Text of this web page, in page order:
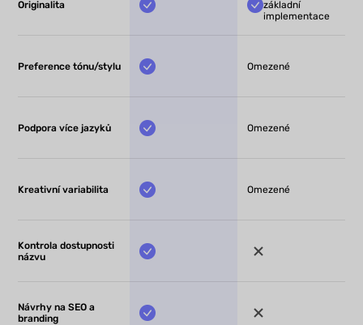
Originalita
základní
implementace
Preference tónu/stylu Omezené
Podpora více jazyků Omezené
Kreativní variabilita Omezené
Kontrola dostupnosti
názvu
Návrhy na SEO a
branding